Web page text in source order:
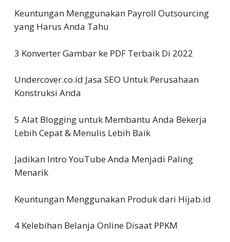
Keuntungan Menggunakan Payroll Outsourcing
yang Harus Anda Tahu
3 Konverter Gambar ke PDF Terbaik Di 2022
Undercover.co.id Jasa SEO Untuk Perusahaan
Konstruksi Anda
5 Alat Blogging untuk Membantu Anda Bekerja
Lebih Cepat & Menulis Lebih Baik
Jadikan Intro YouTube Anda Menjadi Paling
Menarik
Keuntungan Menggunakan Produk dari Hijab.id
4 Kelebihan Belanja Online Disaat PPKM